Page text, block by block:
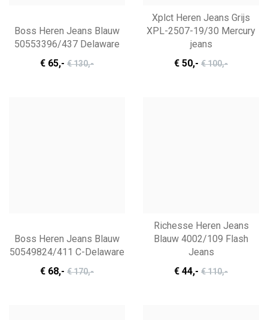
Boss Heren Jeans Blauw
50553396/437 Delaware
€ 65,- € 130,-
Xplct Heren Jeans Grijs
XPL-2507-19/30 Mercury
jeans
€ 50,- € 100,-
Boss Heren Jeans Blauw
50549824/411 C-Delaware
€ 68,- € 170,-
Richesse Heren Jeans
Blauw 4002/109 Flash
Jeans
€ 44,- € 110,-